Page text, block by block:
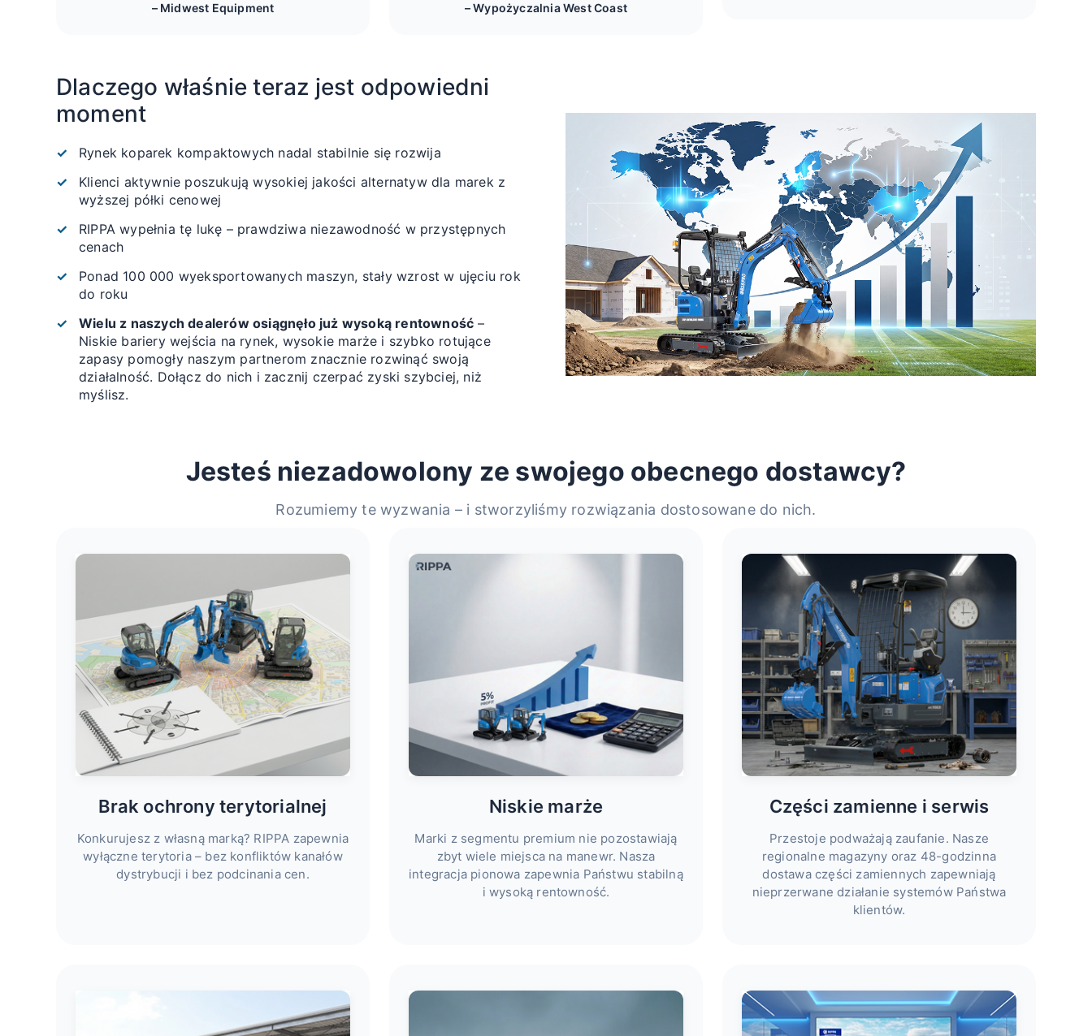
– Midwest Equipment
– Wypożyczalnia West Coast
Dlaczego właśnie teraz jest odpowiedni
moment
Rynek koparek kompaktowych nadal stabilnie się rozwija
Klienci aktywnie poszukują wysokiej jakości alternatyw dla marek z
wyższej półki cenowej
RIPPA wypełnia tę lukę – prawdziwa niezawodność w przystępnych
cenach
Ponad 100 000 wyeksportowanych maszyn, stały wzrost w ujęciu rok
do roku
Wielu z naszych dealerów osiągnęło już wysoką rentowność –
Niskie bariery wejścia na rynek, wysokie marże i szybko rotujące
zapasy pomogły naszym partnerom znacznie rozwinąć swoją
działalność. Dołącz do nich i zacznij czerpać zyski szybciej, niż
myślisz.
Jesteś niezadowolony ze swojego obecnego dostawcy?
Rozumiemy te wyzwania – i stworzyliśmy rozwiązania dostosowane do nich.
Brak ochrony terytorialnej
Konkurujesz z własną marką? RIPPA zapewnia
wyłączne terytoria – bez konfliktów kanałów
dystrybucji i bez podcinania cen.
Niskie marże
Marki z segmentu premium nie pozostawiają
zbyt wiele miejsca na manewr. Nasza
integracja pionowa zapewnia Państwu stabilną
i wysoką rentowność.
Części zamienne i serwis
Przestoje podważają zaufanie. Nasze
regionalne magazyny oraz 48-godzinna
dostawa części zamiennych zapewniają
nieprzerwane działanie systemów Państwa
klientów.